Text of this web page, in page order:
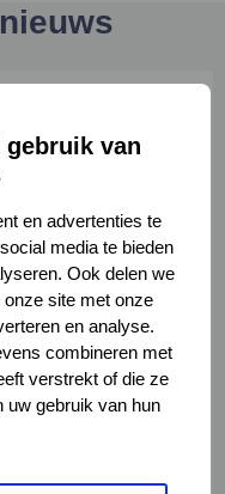
gebruik van
en advertenties te
media te bieden
Ook delen we
site met onze
en analyse.
combineren met
verstrekt of die ze
uw gebruik van hun